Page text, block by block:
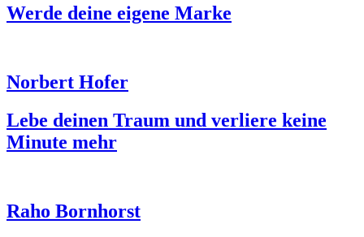
Werde deine eigene Marke
Norbert Hofer
Lebe deinen Traum und verliere keine
Minute mehr
Raho Bornhorst